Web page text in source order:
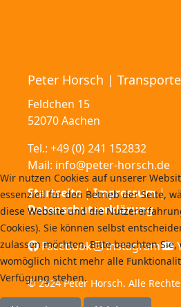
Peter Horsch |
Feldchen 15
52070 Aachen
Tel.: +49 (0) 241 152832
Mail: info@peter-horsch.de
Startseite|Impressum|
Datenschutzerklärung
Facebook Instagram
© 2024 Peter Horsch. Alle
Wir nutzen Cookies auf unserer
essenziell für den Betrieb der Seite,
diese Website und die
Cookies). Sie können selbst
zulassen möchten. Bitte beachten
womöglich nicht mehr alle
Verfügung stehen.